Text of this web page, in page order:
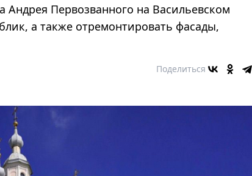
Андрея Первозванного на Васильевском
а также отремонтировать фасады,
Поделиться